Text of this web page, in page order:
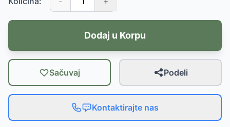
Dodaj u Korpu
Sačuvaj Podeli
Kontaktirajte nas